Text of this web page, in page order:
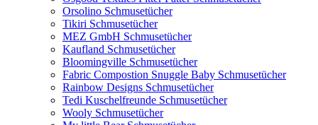
Orsolino Schmusetücher
Tikiri Schmusetücher
MEZ GmbH Schmusetücher
Kaufland Schmusetücher
Bloomingville Schmusetücher
Fabric Compostion Snuggle Baby Schmusetücher
Rainbow Designs Schmusetücher
Tedi Kuschelfreunde Schmusetücher
Wooly Schmusetücher